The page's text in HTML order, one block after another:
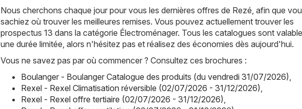
Nous cherchons chaque jour pour vous les dernières offres de Rezé, afin que
sachiez où trouver les meilleures remises. Vous pouvez actuellement trouver les
prospectus 13 dans la catégorie Électroménager. Tous les catalogues sont
une durée limitée, alors n'hésitez pas et réalisez des économies dès aujourd'hui.
Vous ne savez pas par où commencer ? Consultez ces brochures :
Boulanger - Boulanger Catalogue des produits (du vendredi 31/07/2026),
Rexel - Rexel Climatisation réversible (02/07/2026 - 31/12/2026),
Rexel - Rexel offre tertiaire (02/07/2026 - 31/12/2026),